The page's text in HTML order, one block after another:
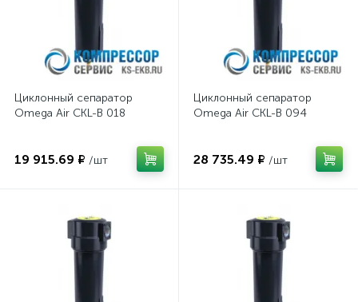
Циклонный сепаратор
Omega Air CKL-B 018
19 915.69 ₽ /шт
Циклонный сепаратор
Omega Air CKL-B 094
28 735.49 ₽ /шт